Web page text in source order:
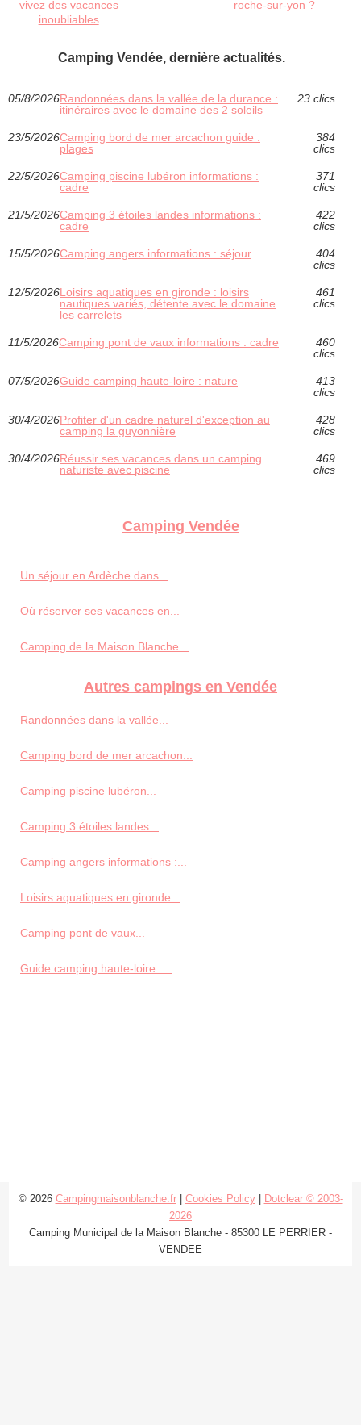
vivez des vacances
inoubliables
roche-sur-yon ?
Camping Vendée, dernière actualités.
05/8/2026Randonnées dans la vallée de la durance :
itinéraires avec le domaine des 2 soleils
23 clics
23/5/2026Camping bord de mer arcachon guide :
plages
384
clics
22/5/2026Camping piscine lubéron informations :
cadre
371
clics
21/5/2026Camping 3 étoiles landes informations :
cadre
422
clics
15/5/2026Camping angers informations : séjour
404
clics
12/5/2026Loisirs aquatiques en gironde : loisirs
nautiques variés, détente avec le domaine
les carrelets
461
clics
11/5/2026Camping pont de vaux informations : cadre
460
clics
07/5/2026Guide camping haute-loire : nature
413
clics
30/4/2026Profiter d'un cadre naturel d'exception au
camping la guyonnière
428
clics
30/4/2026Réussir ses vacances dans un camping
naturiste avec piscine
469
clics
Camping Vendée
Un séjour en Ardèche dans...
Où réserver ses vacances en...
Camping de la Maison Blanche...
Autres campings en Vendée
Randonnées dans la vallée...
Camping bord de mer arcachon...
Camping piscine lubéron...
Camping 3 étoiles landes...
Camping angers informations :...
Loisirs aquatiques en gironde...
Camping pont de vaux...
Guide camping haute-loire :...
© 2026 Campingmaisonblanche.fr| Cookies Policy|
Dotclear © 2003-
2026
Camping Municipal de la Maison Blanche - 85300 LE PERRIER -
VENDEE